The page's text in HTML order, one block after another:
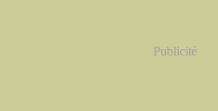
Publicité